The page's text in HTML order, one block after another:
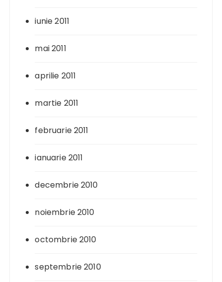
iunie 2011
mai 2011
aprilie 2011
martie 2011
februarie 2011
ianuarie 2011
decembrie 2010
noiembrie 2010
octombrie 2010
septembrie 2010